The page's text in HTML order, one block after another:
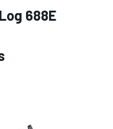
688E